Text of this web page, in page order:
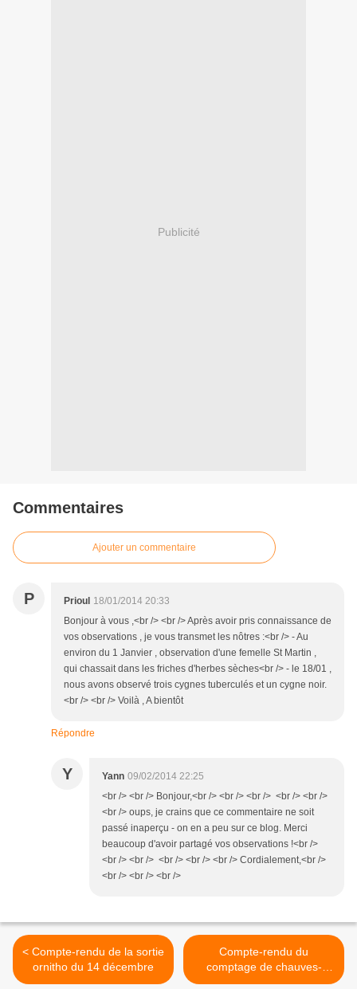
Publicité
Commentaires
Ajouter un commentaire
P Prioul 18/01/2014 20:33
Bonjour à vous ,<br /> <br /> Après avoir pris connaissance de
vos observations , je vous transmet les nôtres :<br /> - Au
environ du 1 Janvier , observation d'une femelle St Martin ,
qui chassait dans les friches d'herbes sèches<br /> - le 18/01 ,
nous avons observé trois cygnes tuberculés et un cygne noir.
<br /> <br /> Voilà , A bientôt
Répondre
Y Yann 09/02/2014 22:25
<br /> <br /> Bonjour,<br /> <br /> <br /> <br /> <br />
<br /> oups, je crains que ce commentaire ne soit
passé inaperçu - on en a peu sur ce blog. Merci
beaucoup d'avoir partagé vos observations !<br />
<br /> <br /> <br /> <br /> <br /> Cordialement,<br />
<br /> <br /> <br />
< Compte-rendu de la sortie
ornitho du 14 décembre
Compte-rendu du
comptage de chauves-
souris du 8 février >